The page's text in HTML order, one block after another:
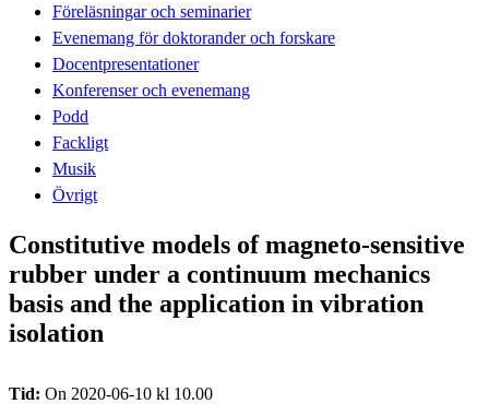
Föreläsningar och seminarier
Evenemang för doktorander och forskare
Docentpresentationer
Konferenser och evenemang
Podd
Fackligt
Musik
Övrigt
Constitutive models of magneto-sensitive
rubber under a continuum mechanics
basis and the application in vibration
isolation
Tid: On 2020-06-10 kl 10.00